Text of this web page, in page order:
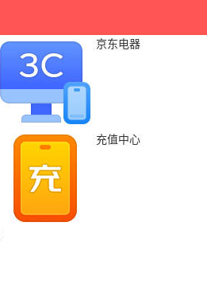
京东电器
充值中心